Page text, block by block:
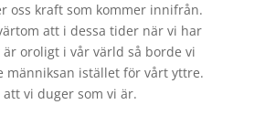
oss kraft som kommer innifrån.
att i dessa tider när vi har
oroligt i vår värld så borde vi
männiksan istället för vårt yttre.
vi duger som vi är.